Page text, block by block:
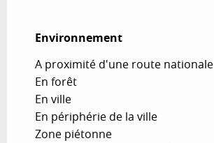
Environnement
Environnement
A proximité d'une route nationale
En forêt
En ville
En périphérie de la ville
Zone piétonne